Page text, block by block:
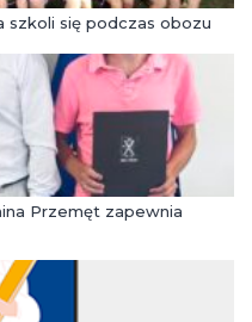
szkoli się podczas obozu
Przemęt zapewnia